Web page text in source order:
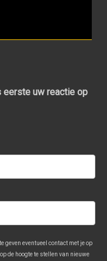
eerste uw reactie op
eventueel contact met je op
de hoogte te stellen van nieuwe